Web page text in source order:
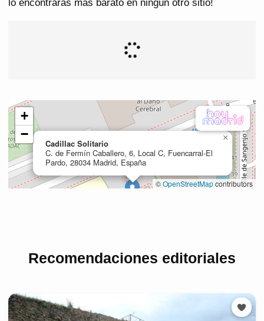
lo encontrarás más barato en ningún otro sitio!
Recomendaciones editoriales